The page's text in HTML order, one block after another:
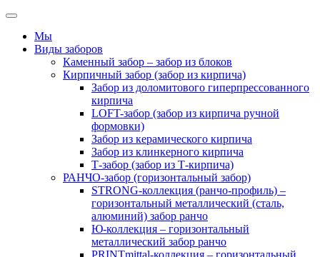
Мы
Виды заборов
Каменный забор – забор из блоков
Кирпичный забор (забор из кирпича)
Забор из доломитового гиперпрессованного
кирпича
LOFT-забор (забор из кирпича ручной
формовки)
Забор из керамического кирпича
Забор из клинкерного кирпича
Т-забор (забор из Т-кирпича)
РАНЧО-забор (горизонтальный забор)
STRONG-коллекция (ранчо-профиль) –
горизонтальный металлический (сталь,
алюминий) забор ранчо
Ю-коллекция – горизонтальный
металлический забор ранчо
PRINTmittal-коллекция – горизонтальный